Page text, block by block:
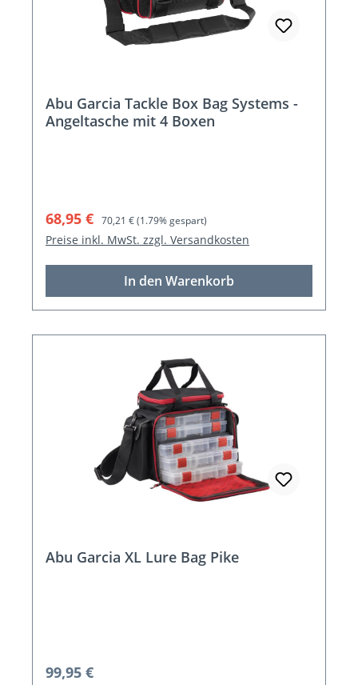
Abu Garcia Tackle Box Bag Systems -
Angeltasche mit 4 Boxen
Verkaufspreis:
68,95 € Regulärer Preis:
70,21 €(1.79% gespart)
Preise inkl. MwSt. zzgl. Versandkosten
In den Warenkorb
Abu Garcia XL Lure Bag Pike
Regulärer Preis:
99,95 €